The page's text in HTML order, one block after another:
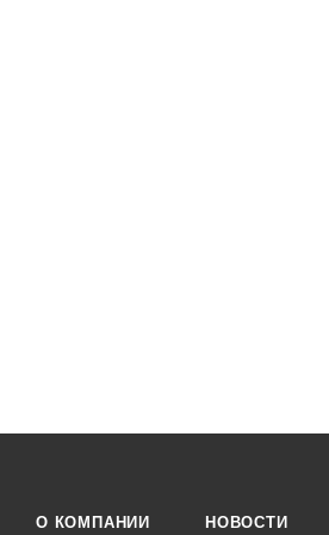
О КОМПАНИИ НОВОСТИ